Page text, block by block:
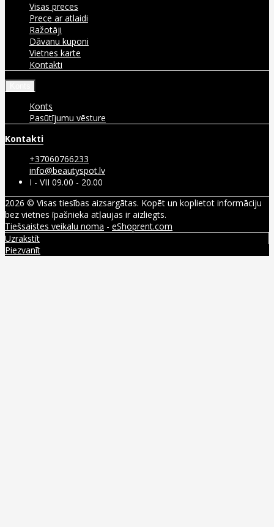
Visas preces
Prece ar atlaidi
Ražotāji
Dāvanu kuponi
Vietnes karte
Kontakti
Konts
Pasūtījumu vēsture
Kontakti
+37060766233
info@beautyspot.lv
I - VII 09.00 - 20.00
2026 © Visas tiesības aizsargātas. Kopēt un koplietot informāciju
bez vietnes īpašnieka atļaujas ir aizliegts.
Tiešsaistes veikalu noma - eShoprent.com
Uzrakstīt
Piezvanīt